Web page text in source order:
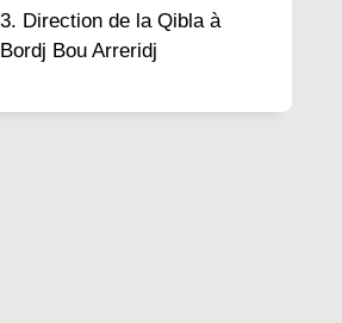
Direction de la Qibla à
Bordj Bou Arreridj